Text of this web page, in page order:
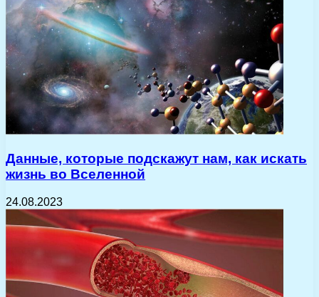
Данные, которые подскажут нам, как искать
жизнь во Вселенной
24.08.2023